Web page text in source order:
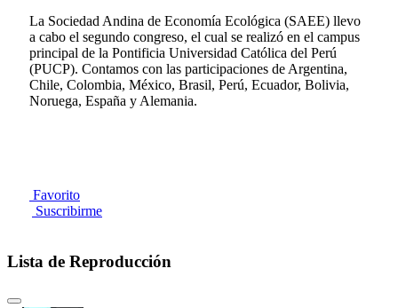
La Sociedad Andina de Economía Ecológica (SAEE) llevo
a cabo el segundo congreso, el cual se realizó en el campus
principal de la Pontificia Universidad Católica del Perú
(PUCP). Contamos con las participaciones de Argentina,
Chile, Colombia, México, Brasil, Perú, Ecuador, Bolivia,
Noruega, España y Alemania.
Favorito
Suscribirme
Lista de Reproducción